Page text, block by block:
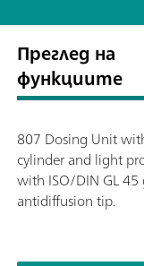
Преглед на
функциите
807 Dosing Unit
cylinder and light
with ISO/DIN GL 45
antidiffusion tip.